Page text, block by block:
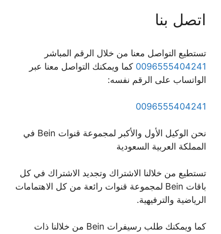
اتصل بنا
تستطيع التواصل معنا من خلال الرقم المباشر
0096555404241 كما ويمكنك التواصل معنا عبر
الواتساب على الرقم نفسه:
0096555404241
نحن الوكيل الأول والأكبر لمجموعة قنوات Bein في
المملكة العربية السعودية
تستطيع من خلالنا الاشتراك وتجديد الاشتراك في كل
باقات Bein لمجموعة قنوات رائعة من كل الاهتمامات
الرياضية والترفيهية.
كما ويمكنك طلب رسيفرات Bein من خلالنا ذات